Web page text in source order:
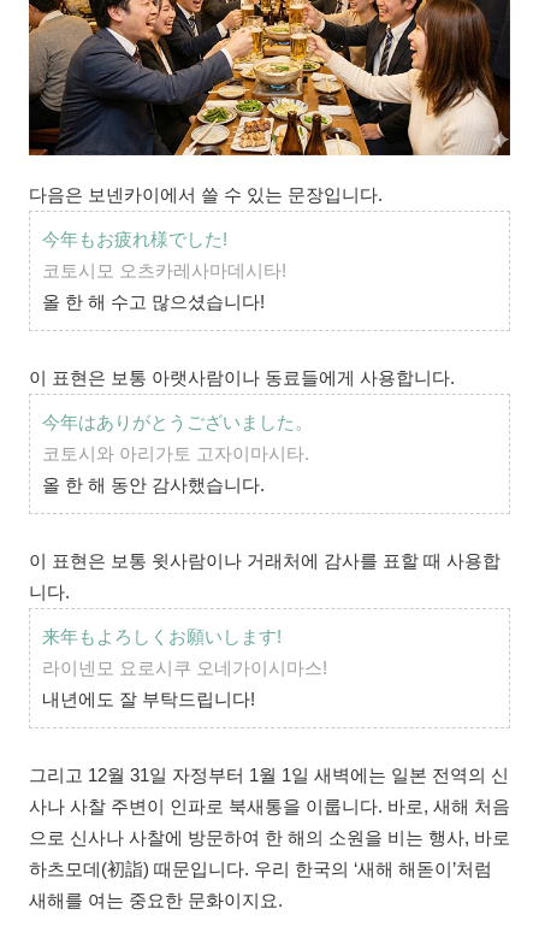
다음은 보넨카이에서 쓸 수 있는 문장입니다.
今年もお疲れ様でした!
코토시모 오츠카레사마데시타!
올 한 해 수고 많으셨습니다!
이 표현은 보통 아랫사람이나 동료들에게 사용합니다.
今年はありがとうございました。
코토시와 아리가토 고자이마시타.
올 한 해 동안 감사했습니다.
이 표현은 보통 윗사람이나 거래처에 감사를 표할 때 사용합
니다.
来年もよろしくお願いします!
라이넨모 요로시쿠 오네가이시마스!
내년에도 잘 부탁드립니다!
그리고 12월 31일 자정부터 1월 1일 새벽에는 일본 전역의 신
사나 사찰 주변이 인파로 북새통을 이룹니다. 바로, 새해 처음
으로 신사나 사찰에 방문하여 한 해의 소원을 비는 행사, 바로
하츠모데(初詣) 때문입니다. 우리 한국의 ‘새해 해돋이’처럼
새해를 여는 중요한 문화이지요.